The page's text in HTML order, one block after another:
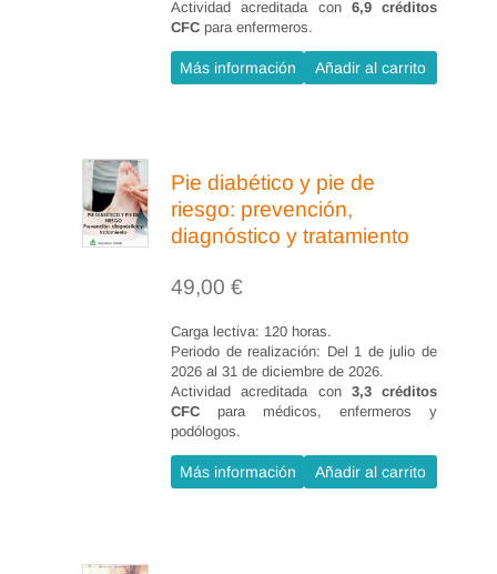
Actividad acreditada con 6,9 créditos
CFC para enfermeros.
Más información Añadir al carrito
Pie diabético y pie de
riesgo: prevención,
diagnóstico y tratamiento
49,00 €
Carga lectiva: 120 horas.
Periodo de realización: Del 1 de julio de
2026 al 31 de diciembre de 2026.
Actividad acreditada con 3,3 créditos
CFC para médicos, enfermeros y
podólogos.
Más información Añadir al carrito